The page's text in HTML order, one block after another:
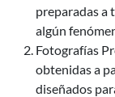
preparadas a
algún
Fotografías
obtenidas a
diseñados